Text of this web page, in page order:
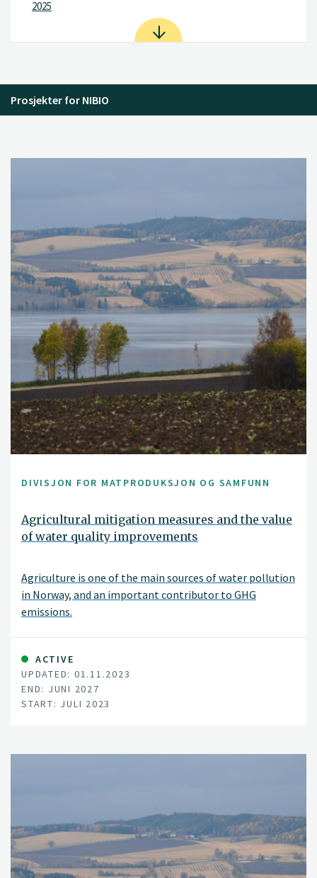
2025
Prosjekter for NIBIO
DIVISJON FOR MATPRODUKSJON OG SAMFUNN
Agricultural mitigation measures and the value
of water quality improvements
Agriculture is one of the main sources of water pollution
in Norway, and an important contributor to GHG
emissions.
ACTIVE
UPDATED: 01.11.2023
END: JUNI 2027
START: JULI 2023